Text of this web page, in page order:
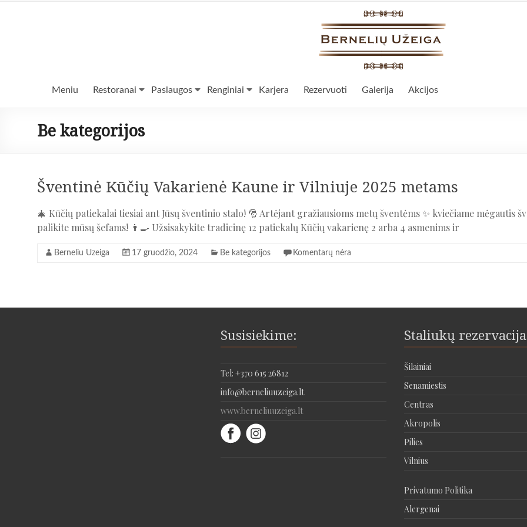
Bernelių
Maistas
Meniu Restoranai Paslaugos Renginiai Karjera Rezervuoti Galerija Akcijos
Be kategorijos
Šventinė Kūčių Vakarienė Kaune ir Vilniuje 2025 metams
🎄 Kūčių patiekalai tiesiai ant Jūsų šventinio stalo! 🎅 Artėjant gražiausioms metų šventėms ✨ kviečiame mėgautis
palikite mūsų šefams! 👨‍🍳 Užsisakykite tradicinę 12 patiekalų Kūčių vakarienę 2 arba 4 asmenims ir
Berneliu Uzeiga 17 gruodžio, 2024 Be kategorijos Komentarų nėra
Susisiekime:
Tel: +370 615 26812
info@berneliuuzeiga.lt
www.berneliuuzeiga.lt
Staliukų
Šilainiai
Senamiestis
Centras
Akropolis
Pilies
Vilnius
Privatumo Politika
Alergenai